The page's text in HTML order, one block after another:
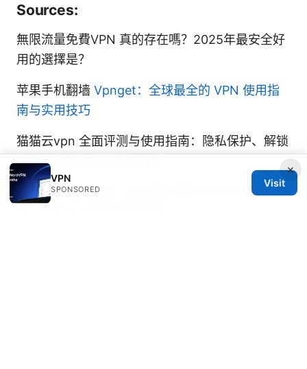
Sources:
無限流量免費VPN 真的存在嗎？2025年最安全好
用的選擇是？
苹果手机翻墙 Vpnget：全球最全的 VPN 使用指
南与实用技巧
猫猫云vpn 全面评测与使用指南：隐私保护、解锁
地域、价格对比与实操要点
Express vpn注册：在全球可用的 ExpressVPN 注
×
VPN
SPONSORED
Visit